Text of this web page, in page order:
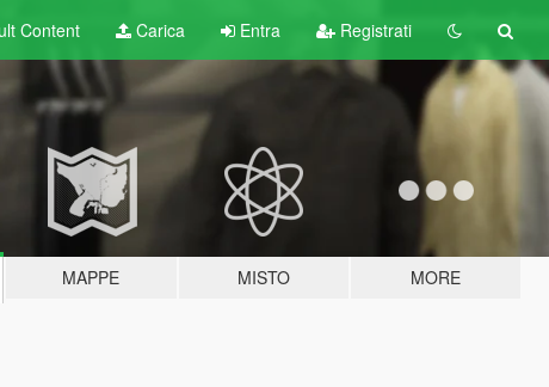
Content Carica Entra Registrati
MAPPE MISTO MORE